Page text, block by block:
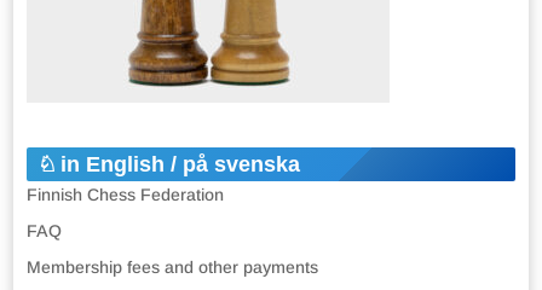
in English / på svenska
Finnish Chess Federation
FAQ
Membership fees and other payments